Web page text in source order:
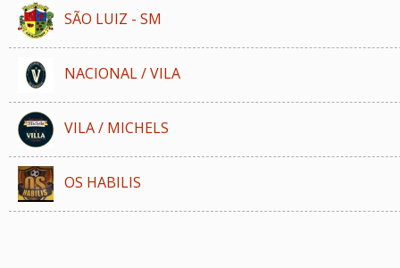
SÃO LUIZ - SM
NACIONAL / VILA
VILA / MICHELS
OS HABILIS